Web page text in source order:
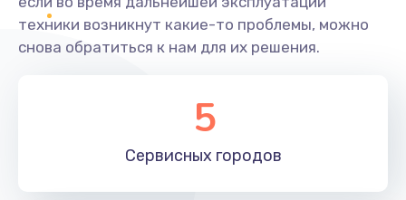
техники возникнут какие-то проблемы, можно
снова обратиться к нам для их решения.
5
Сервисных городов